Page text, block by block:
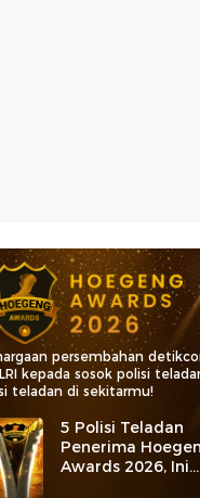
persembahan
kepada sosok polisi
teladan di sekitarmu!
5 Polisi Teladan
Penerima
Awards 2026, Ini
Kategori dan